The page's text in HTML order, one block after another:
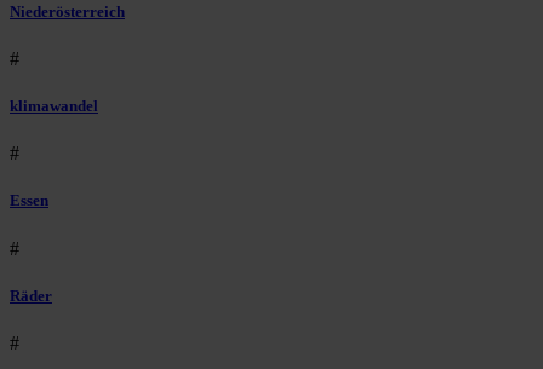
Niederösterreich
#
klimawandel
#
Essen
#
Räder
#